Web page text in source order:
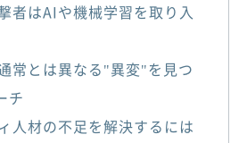
者はAIや機械学習を取り入
常とは異なる"異変"を見つ
チ
人材の不足を解決するには